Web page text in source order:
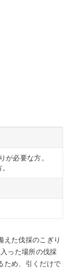
が必要な方。
えた伐採のこぎり
った場所の伐採
ため、引くだけで